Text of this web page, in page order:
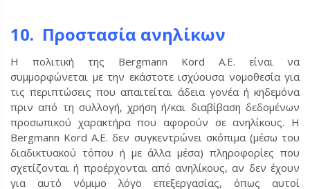
10. Προστασία ανηλίκων
Η πολιτική της Bergmann Kord Α.Ε. είναι να
συμμορφώνεται με την εκάστοτε ισχύουσα νομοθεσία για
τις περιπτώσεις που απαιτείται άδεια γονέα ή κηδεμόνα
πριν από τη συλλογή, χρήση ή/και διαβίβαση δεδομένων
προσωπικού χαρακτήρα που αφορούν σε ανηλίκους. Η
Bergmann Kord Α.Ε. δεν συγκεντρώνει σκόπιμα (μέσω του
διαδικτυακού τόπου ή με άλλα μέσα) πληροφορίες που
σχετίζονται ή προέρχονται από ανηλίκους, αν δεν έχουν
για αυτό νόμιμο λόγο επεξεργασίας, όπως αυτοί